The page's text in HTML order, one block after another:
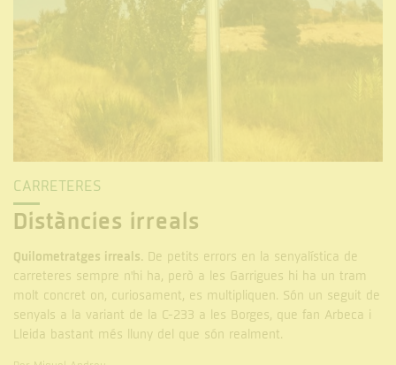
CARRETERES
Distàncies irreals
Quilometratges irreals. De petits errors en la senyalística de
carreteres sempre n'hi ha, però a les Garrigues hi ha un tram
molt concret on, curiosament, es multipliquen. Són un seguit de
senyals a la variant de la C-233 a les Borges, que fan Arbeca i
Lleida bastant més lluny del que són realment.